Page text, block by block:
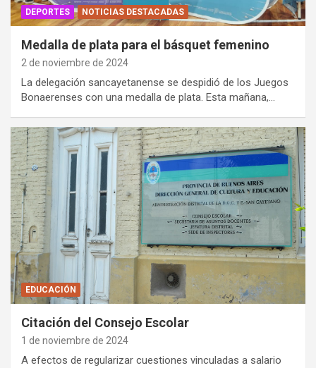
DEPORTES NOTICIAS DESTACADAS
Medalla de plata para el básquet femenino
2 de noviembre de 2024
La delegación sancayetanense se despidió de los Juegos
Bonaerenses con una medalla de plata. Esta mañana,…
EDUCACIÓN
Citación del Consejo Escolar
1 de noviembre de 2024
A efectos de regularizar cuestiones vinculadas a salario